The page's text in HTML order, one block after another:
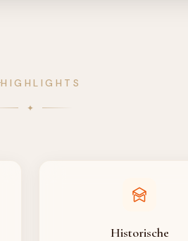
HIGHLIGHTS
Historische